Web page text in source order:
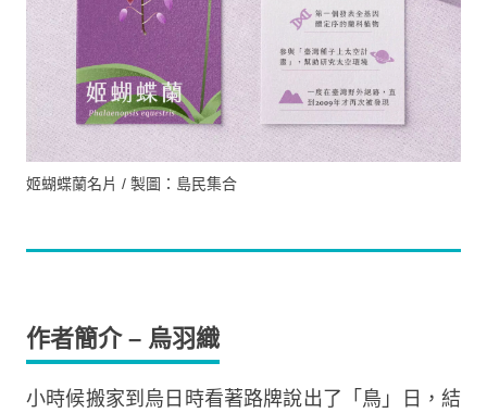
姬蝴蝶蘭名片 / 製圖：島民集合
作者簡介 – 烏羽織
小時候搬家到烏日時看著路牌說出了「鳥」日，結